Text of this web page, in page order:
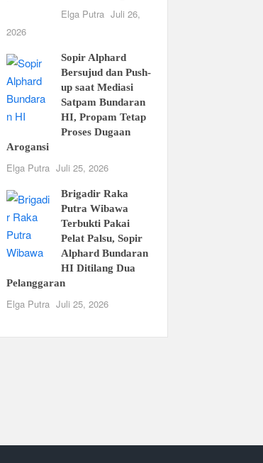
Elga Putra Juli 26,
2026
Sopir Alphard
Bersujud dan Push-
up saat Mediasi
Satpam Bundaran
HI, Propam Tetap
Proses Dugaan
Arogansi
Elga Putra Juli 25, 2026
Brigadir Raka
Putra Wibawa
Terbukti Pakai
Pelat Palsu, Sopir
Alphard Bundaran
HI Ditilang Dua
Pelanggaran
Elga Putra Juli 25, 2026